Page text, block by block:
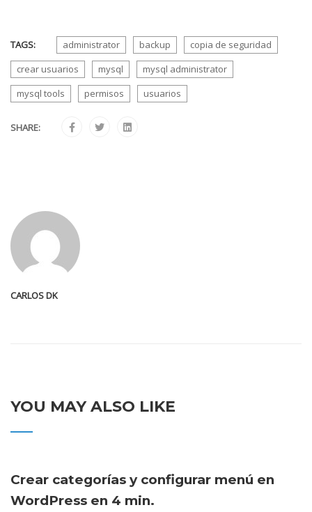
TAGS: administrator backup
copia de seguridad
crear usuarios
mysql
mysql administrator
mysql tools
permisos usuarios
SHARE:
CARLOS DK
YOU MAY ALSO LIKE
Crear categorías y configurar menú en
WordPress en 4 min.